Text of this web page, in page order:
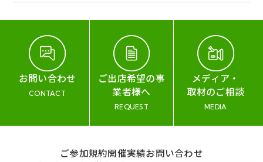
お問い合わせ
CONTACT
ご出店希望の事
業者様へ
REQUEST
メディア・
取材のご相談
MEDIA
ご参加規約開催実績お問い合わせ